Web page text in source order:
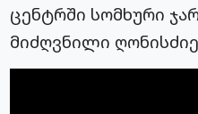
ცენტრში სომხური
მიძღვნილი